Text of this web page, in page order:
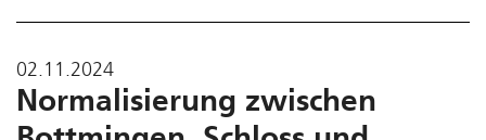
02.11.2024
Normalisierung zwischen